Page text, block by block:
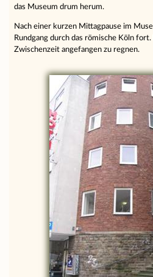
das Museum drum herum.
Nach einer kurzen Mittagpause im
Rundgang durch das römische Köln
Zwischenzeit angefangen zu regnen.